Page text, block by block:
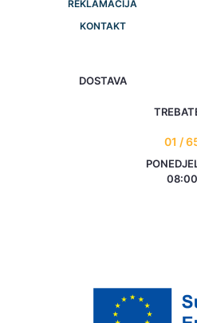
REKLAMACIJA
KONTAKT
DOSTAVA
01 /